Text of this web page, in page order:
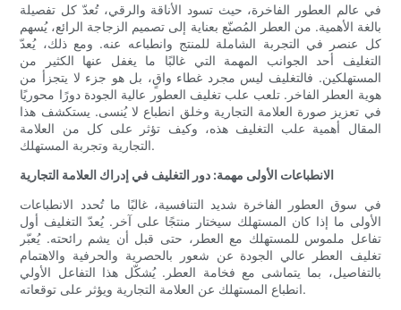
في عالم العطور الفاخرة، حيث تسود الأناقة والرقي، تُعدّ كل تفصيلة
بالغة الأهمية. من العطر المُصنّع بعناية إلى تصميم الزجاجة الرائع، يُسهم
كل عنصر في التجربة الشاملة للمنتج وانطباعه عنه. ومع ذلك، يُعدّ
التغليف أحد الجوانب المهمة التي غالبًا ما يغفل عنها الكثير من
المستهلكين. فالتغليف ليس مجرد غطاء واقٍ، بل هو جزء لا يتجزأ من
هوية العطر الفاخر. تلعب علب تغليف العطور عالية الجودة دورًا محوريًا
في تعزيز صورة العلامة التجارية وخلق انطباع لا يُنسى. يستكشف هذا
المقال أهمية علب التغليف هذه، وكيف تؤثر على كل من العلامة
التجارية وتجربة المستهلك.
الانطباعات الأولى مهمة: دور التغليف في إدراك العلامة التجارية
في سوق العطور الفاخرة شديد التنافسية، غالبًا ما تُحدد الانطباعات
الأولى ما إذا كان المستهلك سيختار منتجًا على آخر. يُعدّ التغليف أول
تفاعل ملموس للمستهلك مع العطر، حتى قبل أن يشم رائحته. يُعبّر
تغليف العطر عالي الجودة عن شعور بالحصرية والحرفية والاهتمام
بالتفاصيل، بما يتماشى مع فخامة العطر. يُشكّل هذا التفاعل الأولي
انطباع المستهلك عن العلامة التجارية ويؤثر على توقعاته.